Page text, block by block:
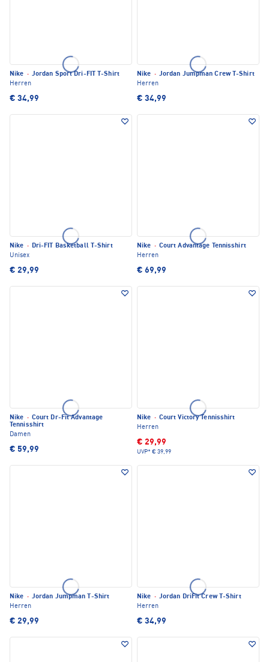
Nike · Jordan Sport Dri-FIT T-Shirt
Herren
€ 34,99
Nike · Jordan Jumpman Crew T-Shirt
Herren
€ 34,99
Nike · Dri-FIT Basketball T-Shirt
Unisex
€ 29,99
Nike · Court Advantage Tennisshirt
Herren
€ 69,99
Nike · Court Dr-Fit Advantage
Tennisshirt
Damen
€ 59,99
Nike · Court Victory Tennisshirt
Herren
€ 29,99
UVP* € 39,99
Nike · Jordan Jumpman T-Shirt
Herren
€ 29,99
Nike · Jordan DriFit Crew T-Shirt
Herren
€ 34,99